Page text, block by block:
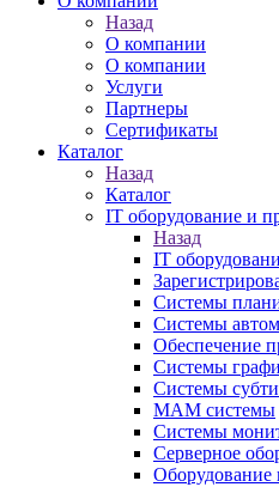
Назад
О компании
О компании
Услуги
Партнеры
Сертификаты
Каталог
Назад
Каталог
IT оборудование и
Назад
IT
Системы
Системы
Обеспечение
Системы
Системы
MAM системы
Системы
Серверное
Оборудование